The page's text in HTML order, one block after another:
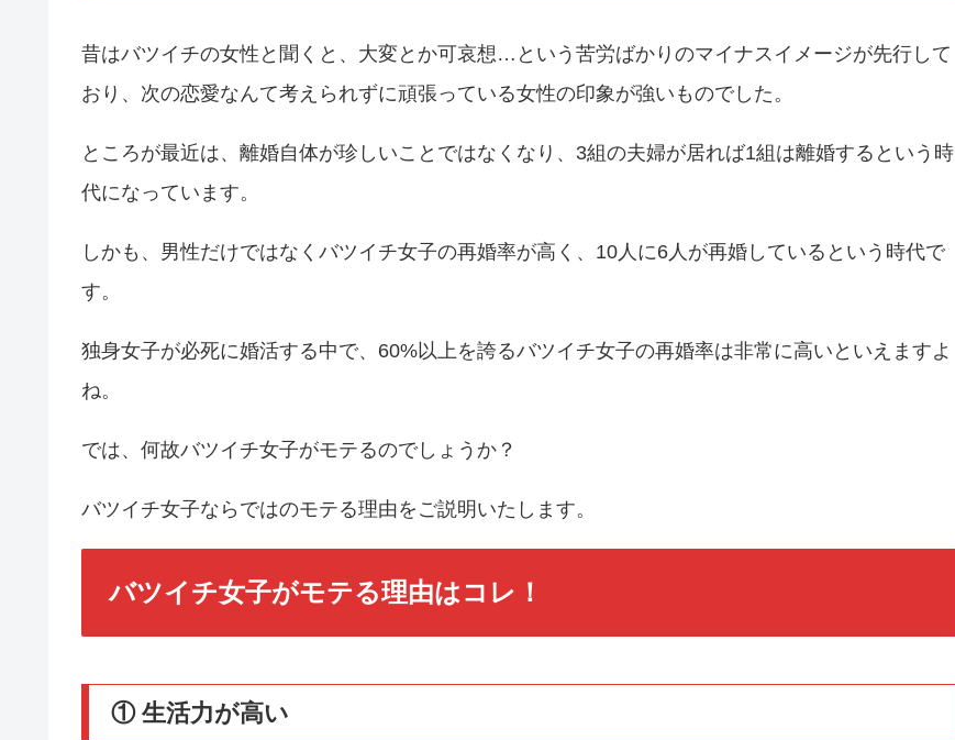
昔はバツイチの女性と聞くと、大変とか可哀想…という苦労ばかりのマイナスイメージが先行して
おり、次の恋愛なんて考えられずに頑張っている女性の印象が強いものでした。
ところが最近は、離婚自体が珍しいことではなくなり、3組の夫婦が居れば1組は離婚するという時
代になっています。
しかも、男性だけではなくバツイチ女子の再婚率が高く、10人に6人が再婚しているという時代で
す。
独身女子が必死に婚活する中で、60%以上を誇るバツイチ女子の再婚率は非常に高いといえますよ
ね。
では、何故バツイチ女子がモテるのでしょうか？
バツイチ女子ならではのモテる理由をご説明いたします。
バツイチ女子がモテる理由はコレ！
① 生活力が高い